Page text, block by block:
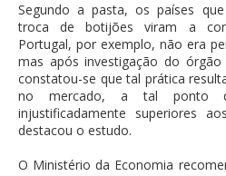
Segundo a pasta, os países
troca de botijões viram a
Portugal, por exemplo, não era
mas após investigação do
constatou-se que tal prática
no mercado, a tal ponto
injustificadamente superiores
destacou o estudo.
O Ministério da Economia